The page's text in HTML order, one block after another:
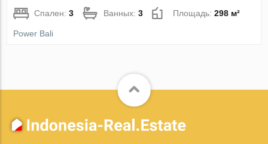
Спален:3 Ванных:3 Площадь:298 м²
Power Bali